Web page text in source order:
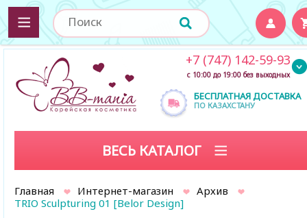
БЕСПЛАТНАЯ ДОСТАВКА
ПО КАЗАХСТАНУ
+7 (747) 142-59-93
с 10:00 до 19:00 без выходных
ВЕСЬ КАТАЛОГ
Главная Интернет-магазин
Архив
TRIO Sculpturing 01 [Belor Design]